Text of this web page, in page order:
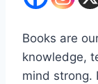
Books are
knowledge,
mind strong.